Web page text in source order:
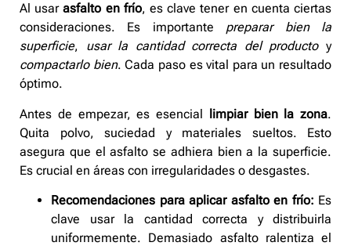
Al usarasfalto en frío, es clave tener en cuenta ciertas
consideraciones. Es importante preparar bien la
superficie, usar la cantidad correcta del productoy
compactarlo bien. Cada paso es vital para un resultado
óptimo.
Antes de empezar, es esencial limpiar bien la zona.
Quita polvo, suciedad y materiales sueltos. Esto
asegura que el asfalto se adhiera bien a la superficie.
Es crucial en áreas con irregularidades o desgastes.
Recomendaciones para aplicar asfalto en frío: Es
clave usar la cantidad correcta y distribuirla
uniformemente. Demasiado asfalto ralentiza el